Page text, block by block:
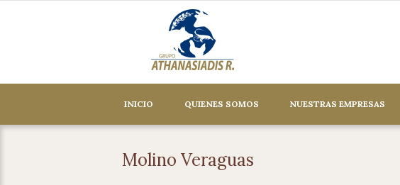
INICIO QUIENES SOMOS NUESTRAS EMPRESAS
Molino Veraguas